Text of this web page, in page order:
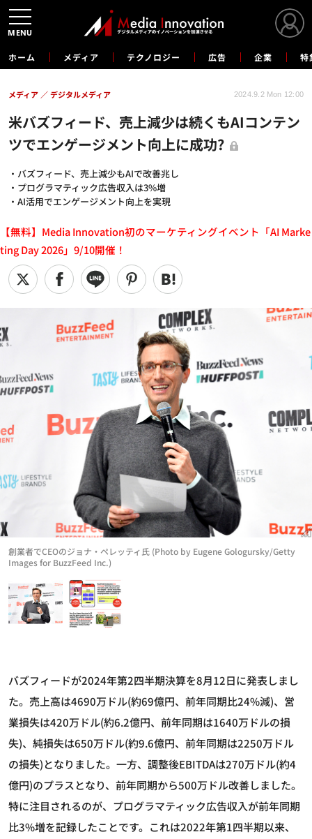
ホーム メディア テクノロジー 広告 企業 特
米バズフィード、売上減少は続くもAIコンテン
ツでエンゲージメント向上に成功?
・バズフィード、売上減少もAIで改善兆し
・プログラマティック広告収入は3%増
・AI活用でエンゲージメント向上を実現
メディア デジタルメディア 2024.9.2 Mon 12:00
【無料】Media Innovation初のマーケティングイベント「AI Marke
ting Day 2026」9/10開催！
創業者でCEOのジョナ・ペレッティ氏 (Photo by Eugene Gologursky/Getty
Images for BuzzFeed Inc.)
バズフィードが2024年第2四半期決算を8月12日に発表しまし
た。売上高は4690万ドル(約69億円、前年同期比24%減)、営
業損失は420万ドル(約6.2億円、前年同期は1640万ドルの損
失)、純損失は650万ドル(約9.6億円、前年同期は2250万ドル
の損失)となりました。一方、調整後EBITDAは270万ドル(約4
億円)のプラスとなり、前年同期から500万ドル改善しました。
特に注目されるのが、プログラマティック広告収入が前年同期
比3%増を記録したことです。これは2022年第1四半期以来、
MENU